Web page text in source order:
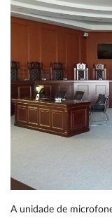
A unidade de